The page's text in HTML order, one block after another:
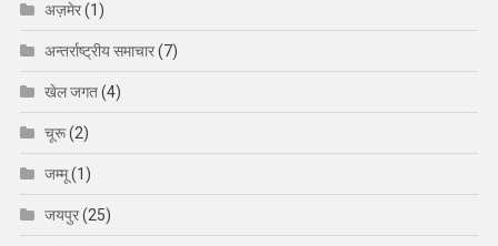
अज़मेर(1)
अन्तर्राष्ट्रीय समाचार(7)
खेल जगत(4)
चूरू(2)
जम्मू(1)
जयपुर(25)